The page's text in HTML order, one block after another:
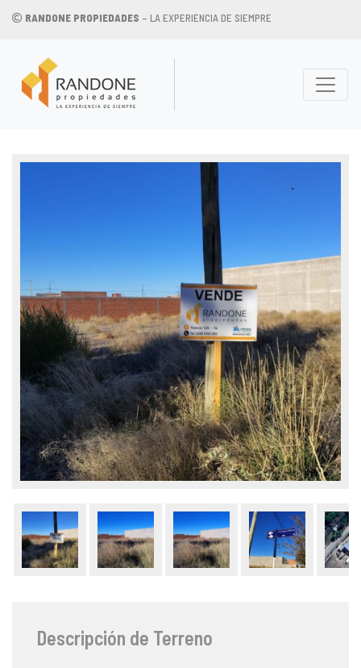
RANDONE PROPIEDADES – LA EXPERIENCIA DE SIEMPRE
Descripción de Terreno